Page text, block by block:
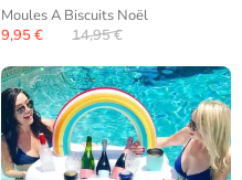
Moules A Biscuits Noël
9,95 €
14,95 €